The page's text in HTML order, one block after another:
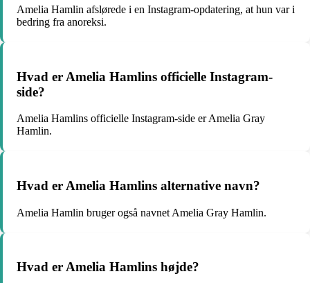
Amelia Hamlin afslørede i en Instagram-opdatering, at hun var i
bedring fra anoreksi.
Hvad er Amelia Hamlins officielle Instagram-
side?
Amelia Hamlins officielle Instagram-side er Amelia Gray
Hamlin.
Hvad er Amelia Hamlins alternative navn?
Amelia Hamlin bruger også navnet Amelia Gray Hamlin.
Hvad er Amelia Hamlins højde?